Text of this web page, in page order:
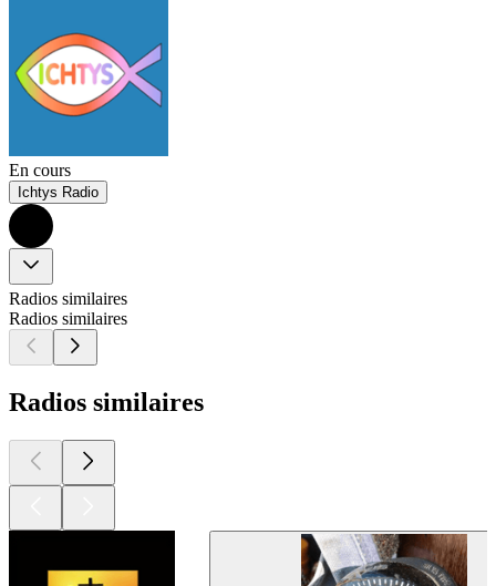
En cours
Ichtys Radio
Radios similaires
Radios similaires
Radios similaires